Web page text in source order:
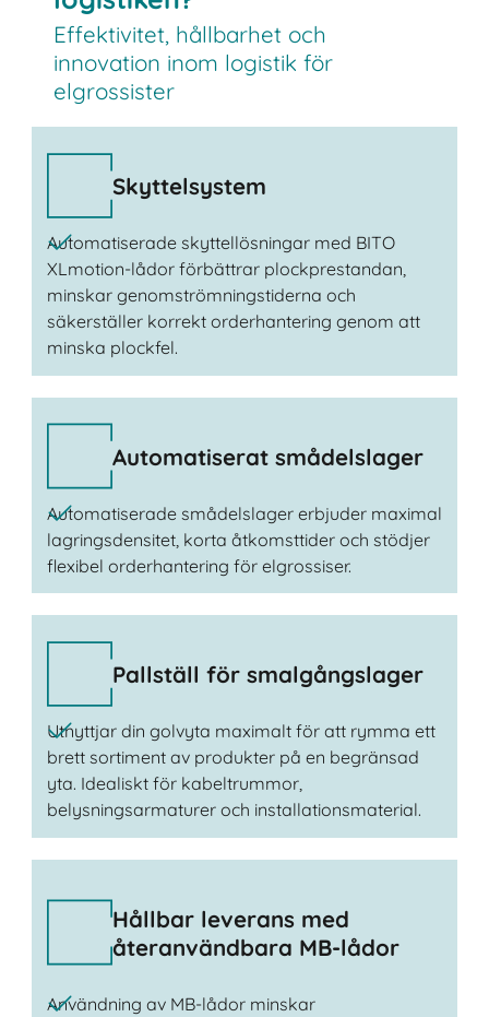
Effektivitet, hållbarhet och
innovation inom logistik för
elgrossister
Skyttelsystem
Automatiserade skyttellösningar med BITO
XLmotion-lådor förbättrar plockprestandan,
minskar genomströmningstiderna och
säkerställer korrekt orderhantering genom att
minska plockfel.
Automatiserat smådelslager
Automatiserade smådelslager erbjuder maximal
lagringsdensitet, korta åtkomsttider och stödjer
flexibel orderhantering för elgrossiser.
Pallställ för smalgångslager
Utnyttjar din golvyta maximalt för att rymma ett
brett sortiment av produkter på en begränsad
yta. Idealiskt för kabeltrummor,
belysningsarmaturer och installationsmaterial.
Hållbar leverans med
återanvändbara MB-lådor
Användning av MB-lådor minskar